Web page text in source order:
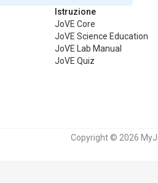
Istruzione
JoVE Core
JoVE Science Education
JoVE Lab Manual
JoVE Quiz
Copyright © 2026